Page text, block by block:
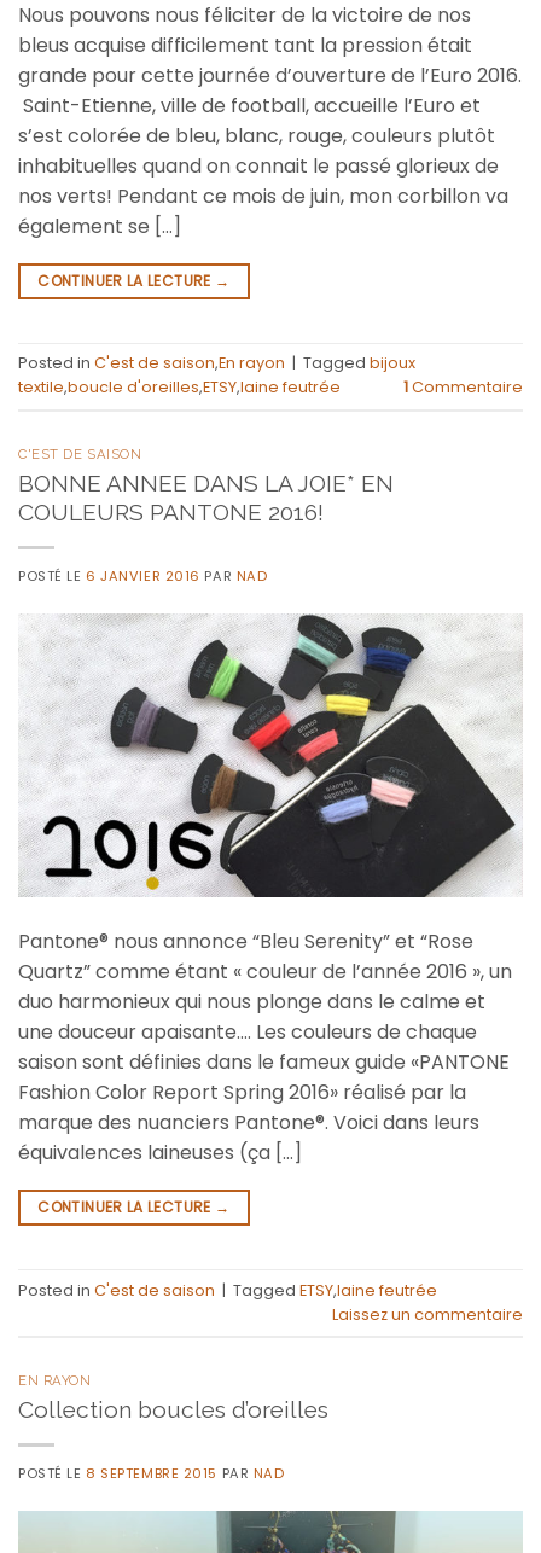
Nous pouvons nous féliciter de la victoire de nos
bleus acquise difficilement tant la pression était
grande pour cette journée d’ouverture de l’Euro 2016.
Saint-Etienne, ville de football, accueille l’Euro et
s’est colorée de bleu, blanc, rouge, couleurs plutôt
inhabituelles quand on connait le passé glorieux de
nos verts! Pendant ce mois de juin, mon corbillon va
également se […]
CONTINUER LA LECTURE →
Posted in C'est de saison,En rayon Tagged bijoux
textile,boucle d'oreilles,ETSY,laine feutrée 1Commentaire
C'EST DE SAISON
BONNE ANNEE DANS LA JOIE* EN
COULEURS PANTONE 2016!
POSTÉ LE 6 JANVIER 2016 PAR NAD
Pantone® nous annonce “Bleu Serenity” et “Rose
Quartz” comme étant « couleur de l’année 2016 », un
duo harmonieux qui nous plonge dans le calme et
une douceur apaisante…. Les couleurs de chaque
saison sont définies dans le fameux guide «PANTONE
Fashion Color Report Spring 2016» réalisé par la
marque des nuanciers Pantone®. Voici dans leurs
équivalences laineuses (ça […]
CONTINUER LA LECTURE →
Posted in C'est de saison | Tagged ETSY,laine feutrée
Laissez un commentaire
EN RAYON
Collection boucles d’oreilles
POSTÉ LE 8 SEPTEMBRE 2015 PAR NAD